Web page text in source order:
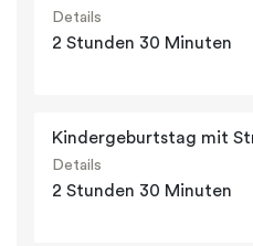
Details
2 Stunden 30 Minuten
Kindergeburtstag mit
Details
2 Stunden 30 Minuten